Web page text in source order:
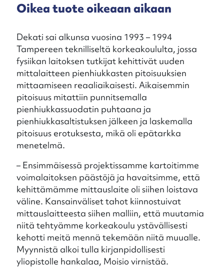
Oikea tuote oikeaan aikaan
Dekati sai alkunsa vuosina 1993 – 1994
Tampereen teknilliseltä korkeakoululta, jossa
fysiikan laitoksen tutkijat kehittivät uuden
mittalaitteen pienhiukkasten pitoisuuksien
mittaamiseen reaaliaikaisesti. Aikaisemmin
pitoisuus mitattiin punnitsemalla
pienhiukkassuodatin puhtaana ja
pienhiukkasaltistuksen jälkeen ja laskemalla
pitoisuus erotuksesta, mikä oli epätarkka
menetelmä.
– Ensimmäisessä projektissamme kartoitimme
voimalaitoksen päästöjä ja havaitsimme, että
kehittämämme mittauslaite oli siihen loistava
väline. Kansainväliset tahot kiinnostuivat
mittauslaitteesta siihen malliin, että muutamia
niitä tehtyämme korkeakoulu ystävällisesti
kehotti meitä mennä tekemään niitä muualle.
Myynnistä alkoi tulla kirjanpidollisesti
yliopistolle hankalaa, Moisio virnistää.